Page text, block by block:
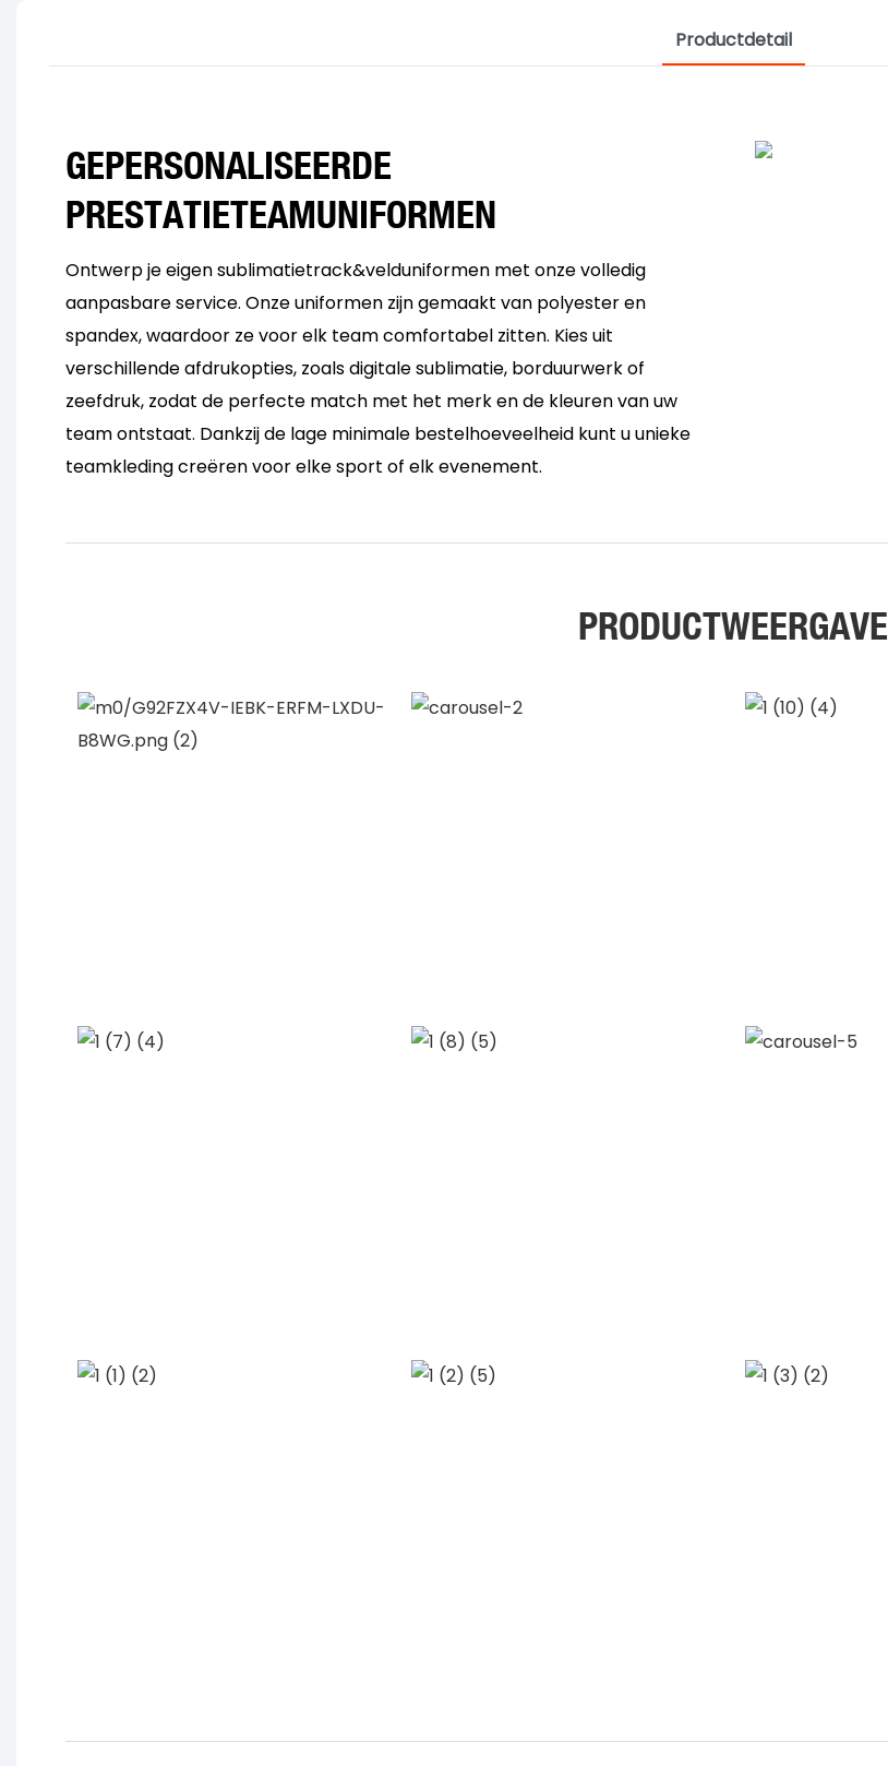
Productdetail
GEPERSONALISEERDE
PRESTATIETEAMUNIFORMEN
Ontwerp je eigen sublimatietrack&velduniformen met onze volledig
aanpasbare service. Onze uniformen zijn gemaakt van polyester en
spandex, waardoor ze voor elk team comfortabel zitten. Kies uit
verschillende afdrukopties, zoals digitale sublimatie, borduurwerk of
zeefdruk, zodat de perfecte match met het merk en de kleuren van uw
team ontstaat. Dankzij de lage minimale bestelhoeveelheid kunt u unieke
teamkleding creëren voor elke sport of elk evenement.
PRODUCTWEERGAVE